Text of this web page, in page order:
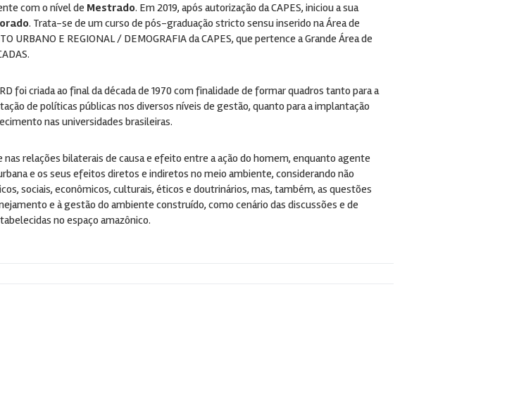
com o nível de Mestrado. Em 2019, após autorização da CAPES, iniciou a sua
. Trata-se de um curso de pós-graduação stricto sensu inserido na Área de
URBANO E REGIONAL / DEMOGRAFIA da CAPES, que pertence a Grande Área de
foi criada ao final da década de 1970 com finalidade de formar quadros tanto para a
de políticas públicas nos diversos níveis de gestão, quanto para a implantação
nas universidades brasileiras.
nas relações bilaterais de causa e efeito entre a ação do homem, enquanto agente
e os seus efeitos diretos e indiretos no meio ambiente, considerando não
sociais, econômicos, culturais, éticos e doutrinários, mas, também, as questões
e à gestão do ambiente construído, como cenário das discussões e de
no espaço amazônico.